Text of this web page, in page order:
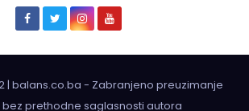
| balans.co.ba - Zabranjeno preuzimanje
prethodne saglasnosti autora